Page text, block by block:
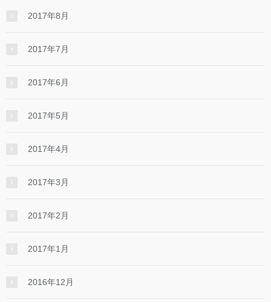
2017年8月
2017年7月
2017年6月
2017年5月
2017年4月
2017年3月
2017年2月
2017年1月
2016年12月